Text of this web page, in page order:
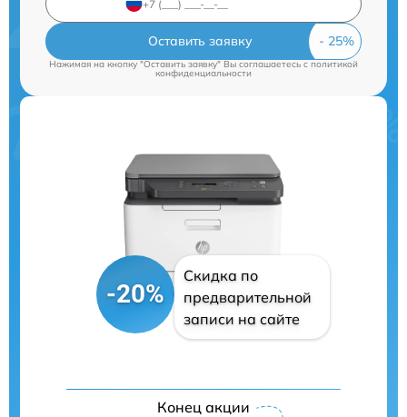
Оставить заявку
Нажимая на кнопку "Оставить заявку" Вы соглашаетесь cполитикой
конфиденциальности
-20%
Скидка по
предварительной
записи на сайте
Конец акции